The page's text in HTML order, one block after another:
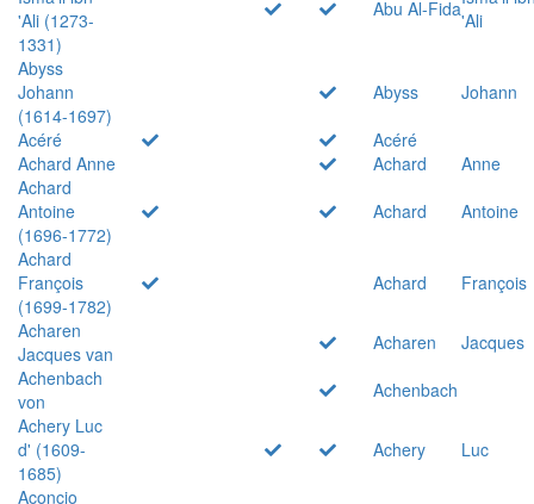
'Ali (1273-
1331)
Abu Al-Fida'Ali
Abyss
Johann
(1614-1697)
Abyss
Johann
Acéré
Acéré
Achard Anne
Achard
Anne
Achard
Antoine
(1696-1772)
Achard
Antoine
Achard
François
(1699-1782)
Achard
François
Acharen
Jacques van
Acharen
Jacques
Achenbach
von
Achenbach
Achery Luc
d' (1609-
1685)
Achery
Luc
Aconcio